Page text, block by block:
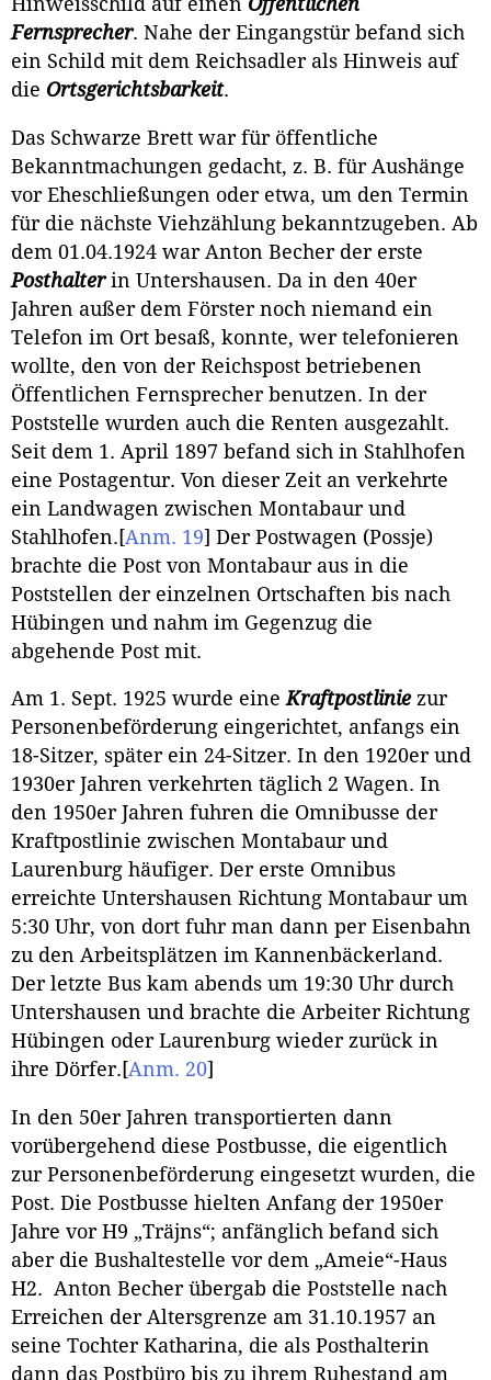
Fernsprecher. Nahe der Eingangstür befand sich
ein Schild mit dem Reichsadler als Hinweis auf
die Ortsgerichtsbarkeit.
Das Schwarze Brett war für öffentliche
Bekanntmachungen gedacht, z. B. für Aushänge
vor Eheschließungen oder etwa, um den Termin
für die nächste Viehzählung bekanntzugeben. Ab
dem 01.04.1924 war Anton Becher der erste
Posthalterin Untershausen. Da in den 40er
Jahren außer dem Förster noch niemand ein
Telefon im Ort besaß, konnte, wer telefonieren
wollte, den von der Reichspost betriebenen
Öffentlichen Fernsprecher benutzen. In der
Poststelle wurden auch die Renten ausgezahlt.
Seit dem 1. April 1897 befand sich in Stahlhofen
eine Postagentur. Von dieser Zeit an verkehrte
ein Landwagen zwischen Montabaur und
Stahlhofen. [Anm. 19] Der Postwagen (Possje)
brachte die Post von Montabaur aus in die
Poststellen der einzelnen Ortschaften bis nach
Hübingen und nahm im Gegenzug die
abgehende Post mit.
Am 1. Sept. 1925 wurde eineKraftpostliniezur
Personenbeförderung eingerichtet, anfangs ein
18-Sitzer, später ein 24-Sitzer. In den 1920er und
1930er Jahren verkehrten täglich 2 Wagen. In
den 1950er Jahren fuhren die Omnibusse der
Kraftpostlinie zwischen Montabaur und
Laurenburg häufiger. Der erste Omnibus
erreichte Untershausen Richtung Montabaur um
5:30 Uhr, von dort fuhr man dann per Eisenbahn
zu den Arbeitsplätzen im Kannenbäckerland.
Der letzte Bus kam abends um 19:30 Uhr durch
Untershausen und brachte die Arbeiter Richtung
Hübingen oder Laurenburg wieder zurück in
ihre Dörfer. [Anm. 20]
In den 50er Jahren transportierten dann
vorübergehend diese Postbusse, die eigentlich
zur Personenbeförderung eingesetzt wurden, die
Post. Die Postbusse hielten Anfang der 1950er
Jahre vor H9 „Träjns“; anfänglich befand sich
aber die Bushaltestelle vor dem „Ameie“-Haus
H2. Anton Becher übergab die Poststelle nach
Erreichen der Altersgrenze am 31.10.1957 an
seine Tochter Katharina, die als Posthalterin
dann das Postbüro bis zu ihrem Ruhestand am